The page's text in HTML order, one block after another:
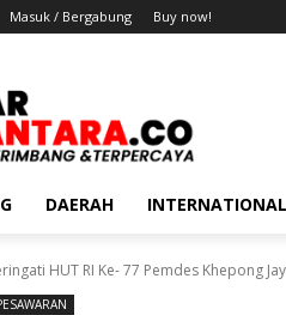
Masuk / Bergabung Buy now!
DAERAH INTERNATIONAL
HUT RI Ke- 77 Pemdes Khepong